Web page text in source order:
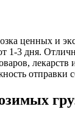
ценных и
1-3 дня.
отправки